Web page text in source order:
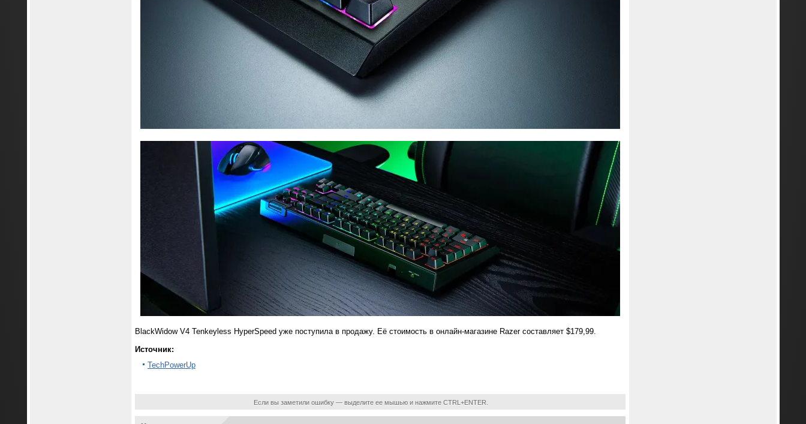
BlackWidow V4 Tenkeyless HyperSpeed уже поступила в продажу. Её стоимость в онлайн-магазине Razer составляет $179,99.
Источник:
TechPowerUp
Если вы заметили ошибку — выделите ее мышью и нажмите CTRL+ENTER.